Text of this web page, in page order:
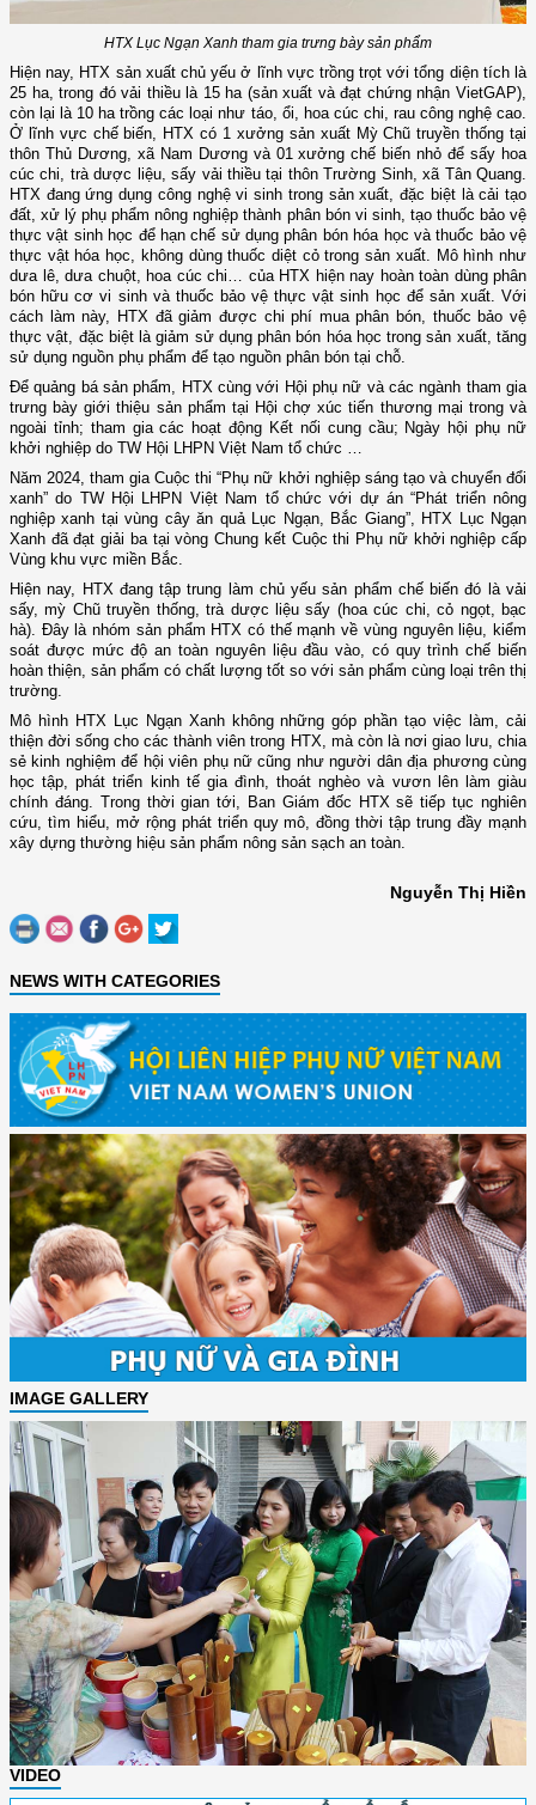
HTX Lục Ngạn Xanh tham gia trưng bày sản phẩm
Hiện nay, HTX sản xuất chủ yếu ở lĩnh vực trồng trọt với tổng diện tích là
25 ha, trong đó vải thiều là 15 ha (sản xuất và đạt chứng nhận VietGAP),
còn lại là 10 ha trồng các loại như táo, ổi, hoa cúc chi, rau công nghệ cao.
Ở lĩnh vực chế biến, HTX có 1 xưởng sản xuất Mỳ Chũ truyền thống tại
thôn Thủ Dương, xã Nam Dương và 01 xưởng chế biến nhỏ để sấy hoa
cúc chi, trà dược liệu, sấy vải thiều tại thôn Trường Sinh, xã Tân Quang.
HTX đang ứng dụng công nghệ vi sinh trong sản xuất, đặc biệt là cải tạo
đất, xử lý phụ phẩm nông nghiệp thành phân bón vi sinh, tạo thuốc bảo vệ
thực vật sinh học để hạn chế sử dụng phân bón hóa học và thuốc bảo vệ
thực vật hóa học, không dùng thuốc diệt cỏ trong sản xuất. Mô hình như
dưa lê, dưa chuột, hoa cúc chi… của HTX hiện nay hoàn toàn dùng phân
bón hữu cơ vi sinh và thuốc bảo vệ thực vật sinh học để sản xuất. Với
cách làm này, HTX đã giảm được chi phí mua phân bón, thuốc bảo vệ
thực vật, đặc biệt là giảm sử dụng phân bón hóa học trong sản xuất, tăng
sử dụng nguồn phụ phẩm để tạo nguồn phân bón tại chỗ.
Để quảng bá sản phẩm, HTX cùng với Hội phụ nữ và các ngành tham gia
trưng bày giới thiệu sản phẩm tại Hội chợ xúc tiến thương mại trong và
ngoài tỉnh; tham gia các hoạt động Kết nối cung cầu; Ngày hội phụ nữ
khởi nghiệp do TW Hội LHPN Việt Nam tổ chức …
Năm 2024, tham gia Cuộc thi “Phụ nữ khởi nghiệp sáng tạo và chuyển đổi
xanh” do TW Hội LHPN Việt Nam tổ chức với dự án “Phát triển nông
nghiệp xanh tại vùng cây ăn quả Lục Ngạn, Bắc Giang”, HTX Lục Ngạn
Xanh đã đạt giải ba tại vòng Chung kết Cuộc thi Phụ nữ khởi nghiệp cấp
Vùng khu vực miền Bắc.
Hiện nay, HTX đang tập trung làm chủ yếu sản phẩm chế biến đó là vải
sấy, mỳ Chũ truyền thống, trà dược liệu sấy (hoa cúc chi, cỏ ngọt, bạc
hà). Đây là nhóm sản phẩm HTX có thế mạnh về vùng nguyên liệu, kiểm
soát được mức độ an toàn nguyên liệu đầu vào, có quy trình chế biến
hoàn thiện, sản phẩm có chất lượng tốt so với sản phẩm cùng loại trên thị
trường.
Mô hình HTX Lục Ngạn Xanh không những góp phần tạo việc làm, cải
thiện đời sống cho các thành viên trong HTX, mà còn là nơi giao lưu, chia
sẻ kinh nghiệm để hội viên phụ nữ cũng như người dân địa phương cùng
học tập, phát triển kinh tế gia đình, thoát nghèo và vươn lên làm giàu
chính đáng. Trong thời gian tới, Ban Giám đốc HTX sẽ tiếp tục nghiên
cứu, tìm hiểu, mở rộng phát triển quy mô, đồng thời tập trung đầy mạnh
xây dựng thường hiệu sản phẩm nông sản sạch an toàn.
Nguyễn Thị Hiền
NEWS WITH CATEGORIES
IMAGE GALLERY
VIDEO